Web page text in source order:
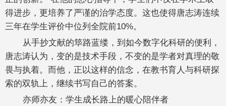
得进步，更培养了严谨的治学态度。这也使得唐志涛连续
三年在学生评价中位列全院前10%。
从手抄文献的筚路蓝缕，到如今数字化科研的便利，
唐志涛认为，变的是技术手段，不变的是学者对真理的敬
畏与执着。而他，正以这样的信念，在教书育人与科研探
索的双轨上，继续书写自己的答案。
亦师亦友：学生成长路上的暖心陪伴者